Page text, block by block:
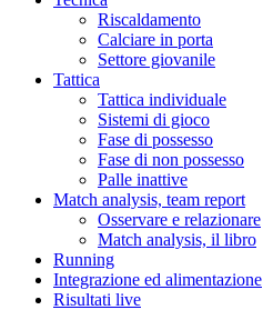
Riscaldamento
Calciare in porta
Settore giovanile
Tattica
Tattica individuale
Sistemi di gioco
Fase di possesso
Fase di non possesso
Palle inattive
Match analysis, team report
Osservare e relazionare
Match analysis, il libro
Running
Integrazione ed alimentazione
Risultati live